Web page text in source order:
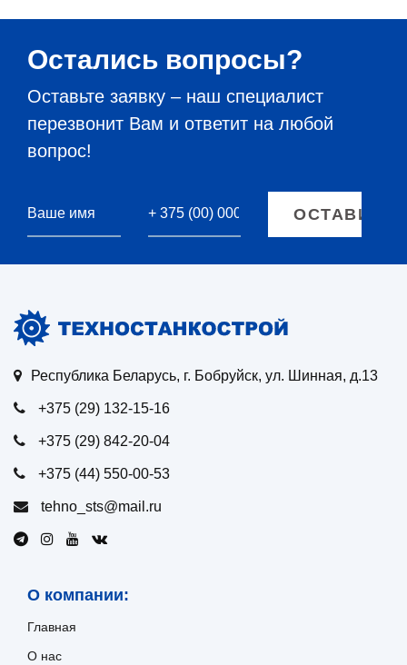
Остались вопросы?
Оставьте заявку – наш специалист
перезвонит Вам и ответит на любой
вопрос!
Республика Беларусь, г. Бобруйск, ул. Шинная, д.13
+375 (29) 132-15-16
+375 (29) 842-20-04
+375 (44) 550-00-53
tehno_sts@mail.ru
О компании:
Главная
О нас